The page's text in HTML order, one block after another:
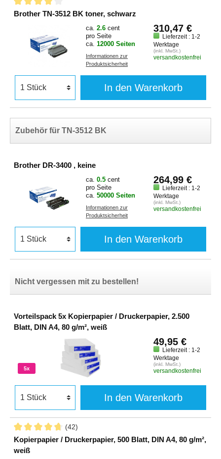
Brother TN-3512 BK toner, schwarz
ca. 2.6 cent
pro Seite
ca. 12000 Seiten
Informationen zur
Produktsicherheit
310,47 €
Lieferzeit : 1-2
Werktage
(inkl. MwSt.)
versandkostenfrei
In den Warenkorb
Zubehör für TN-3512 BK
Brother DR-3400 , keine
ca. 0.5 cent
pro Seite
ca. 50000 Seiten
Informationen zur
Produktsicherheit
264,99 €
Lieferzeit : 1-2
Werktage
(inkl. MwSt.)
versandkostenfrei
In den Warenkorb
Nicht vergessen mit zu bestellen!
Vorteilspack 5x Kopierpapier / Druckerpapier, 2.500
Blatt, DIN A4, 80 g/m², weiß
5x
49,95 €
Lieferzeit : 1-2
Werktage
(inkl. MwSt.)
versandkostenfrei
In den Warenkorb
(42)
Kopierpapier / Druckerpapier, 500 Blatt, DIN A4, 80 g/m²,
weiß